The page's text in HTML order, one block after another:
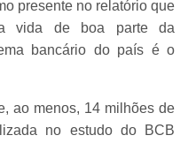
presente no relatório que
vida de boa parte da
bancário do país é o
ao menos, 14 milhões de
no estudo do BCB